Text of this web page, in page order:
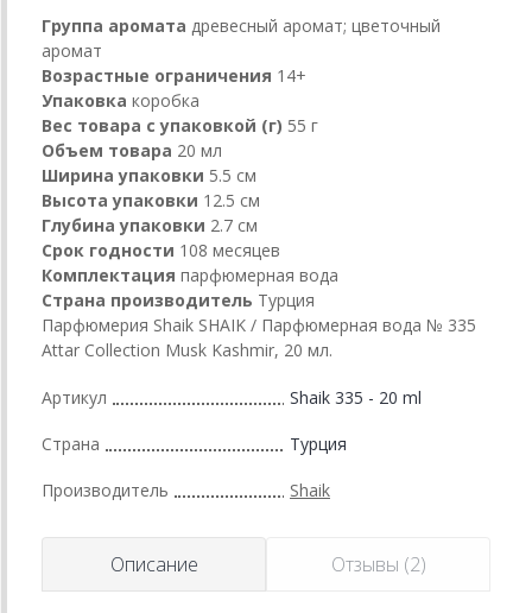
Группа аромата древесный аромат; цветочный
аромат
Возрастные ограничения 14+
Упаковка коробка
Вес товара с упаковкой (г) 55 г
Объем товара 20 мл
Ширина упаковки 5.5 см
Высота упаковки 12.5 см
Глубина упаковки 2.7 см
Срок годности 108 месяцев
Комплектация парфюмерная вода
Страна производитель Турция
Парфюмерия Shaik SHAIK / Парфюмерная вода № 335
Attar Collection Musk Kashmir, 20 мл.
Артикул Shaik 335 - 20 ml
Страна Турция
Производитель Shaik
Описание Отзывы (2)